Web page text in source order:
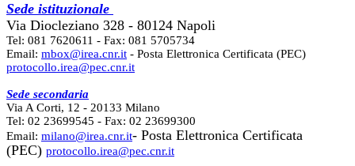
Sede istituzionale
Via Diocleziano 328 - 80124 Napoli
Tel: 081 7620611 - Fax: 081 5705734
Email: mbox@irea.cnr.it - Posta Elettronica Certificata (PEC)
protocollo.irea@pec.cnr.it
Sede secondaria
Via A Corti, 12 - 20133 Milano
Tel: 02 23699545 - Fax: 02 23699300
Email: milano@irea.cnr.it- Posta Elettronica Certificata
(PEC) protocollo.irea@pec.cnr.it